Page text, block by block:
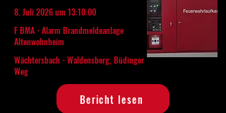
8. Juli 2026 um 13:10:00
F BMA - Alarm Brandmeldeanlage
Altenwohnheim
Wächtersbach - Waldensberg, Büdinger
Weg
Bericht lesen